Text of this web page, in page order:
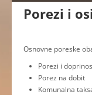
Porezi i
Osnovne poreske
Porezi i
Porez na dobit
Komunalna